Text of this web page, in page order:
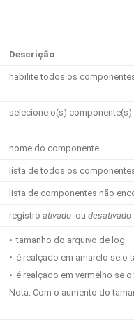
Descrição
habilite todos os
selecione o(s) componente(s)
nome do componente
lista de todos os
lista de componentes não
registro ativado ou desativado
• tamanho do arquivo de log
• é realçado em amarelo se o
• é realçado em vermelho se
Nota: Com o aumento do